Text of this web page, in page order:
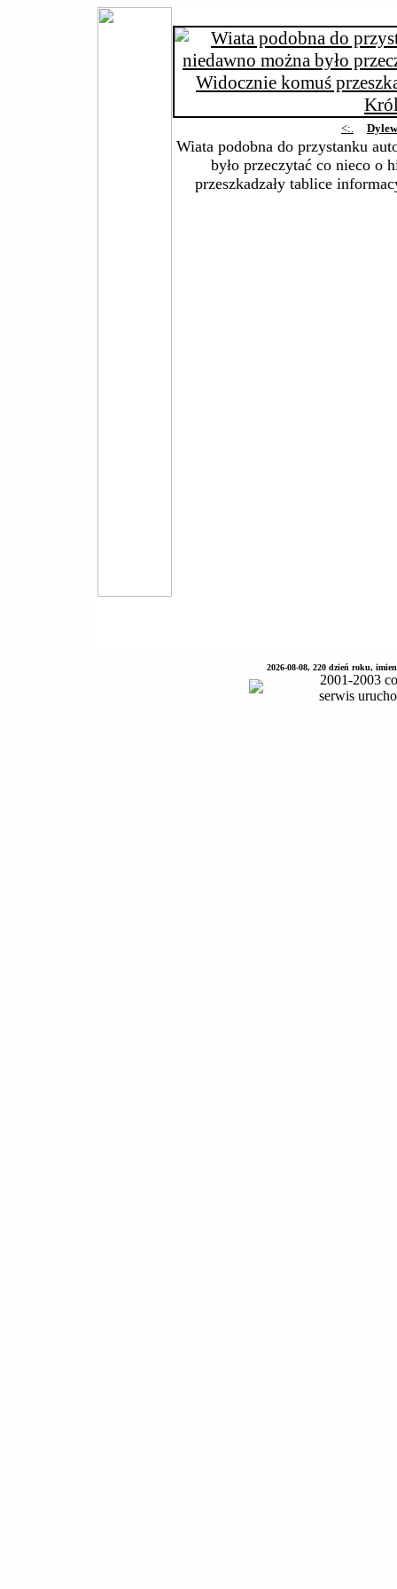
<:.
Wiata podobna do przystanku
było przeczytać co nieco o
przeszkadzały tablice
2026-08-08, 220 dzień roku,
2001-2003
serwis